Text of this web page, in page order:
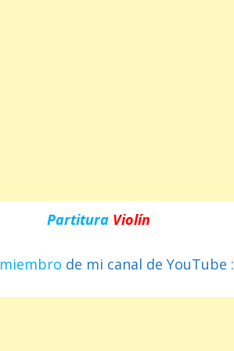
Partitura Violín
miembro de mi canal de YouTube :